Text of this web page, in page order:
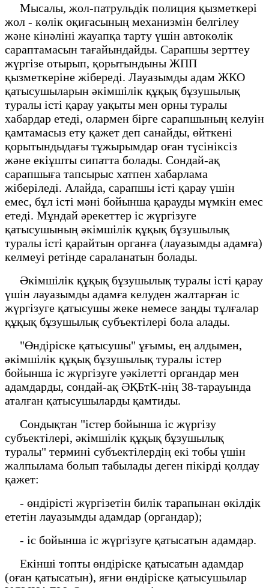
Мысалы, жол-патрульдік полиция қызметкері
жол - көлік оқиғасының механизмін белгілеу
және кінәліні жауапқа тарту үшін автокөлік
сараптамасын тағайындайды. Сарапшы зерттеу
жүргізе отырып, қорытындыны ЖПП
қызметкеріне жібереді. Лауазымды адам ЖКО
қатысушыларын әкімшілік құқық бұзушылық
туралы істі қарау уақыты мен орны туралы
хабардар етеді, олармен бірге сарапшының келуін
қамтамасыз ету қажет деп санайды, өйткені
қорытындыдағы тұжырымдар оған түсініксіз
және екіұшты сипатта болады. Сондай-ақ
сарапшыға тапсырыс хатпен хабарлама
жіберіледі. Алайда, сарапшы істі қарау үшін
емес, бұл істі мәні бойынша қарауды мүмкін емес
етеді. Мұндай әрекеттер іс жүргізуге
қатысушының әкімшілік құқық бұзушылық
туралы істі қарайтын органға (лауазымды адамға)
келмеуі ретінде сараланатын болады.
Әкімшілік құқық бұзушылық туралы істі қарау
үшін лауазымды адамға келуден жалтарған іс
жүргізуге қатысушы жеке немесе заңды тұлғалар
құқық бұзушылық субъектілері бола алады.
"Өндіріске қатысушы" ұғымы, ең алдымен,
әкімшілік құқық бұзушылық туралы істер
бойынша іс жүргізуге уәкілетті органдар мен
адамдарды, сондай-ақ ӘҚБтК-нің 38-тарауында
аталған қатысушыларды қамтиды.
Сондықтан "істер бойынша іс жүргізу
субъектілері, әкімшілік құқық бұзушылық
туралы" термині субъектілердің екі тобы үшін
жалпылама болып табылады деген пікірді қолдау
қажет:
- өндірісті жүргізетін билік тарапынан өкілдік
ететін лауазымды адамдар (органдар);
- іс бойынша іс жүргізуге қатысатын адамдар.
Екінші топты өндіріске қатысатын адамдар
(оған қатысатын), яғни өндіріске қатысушылар